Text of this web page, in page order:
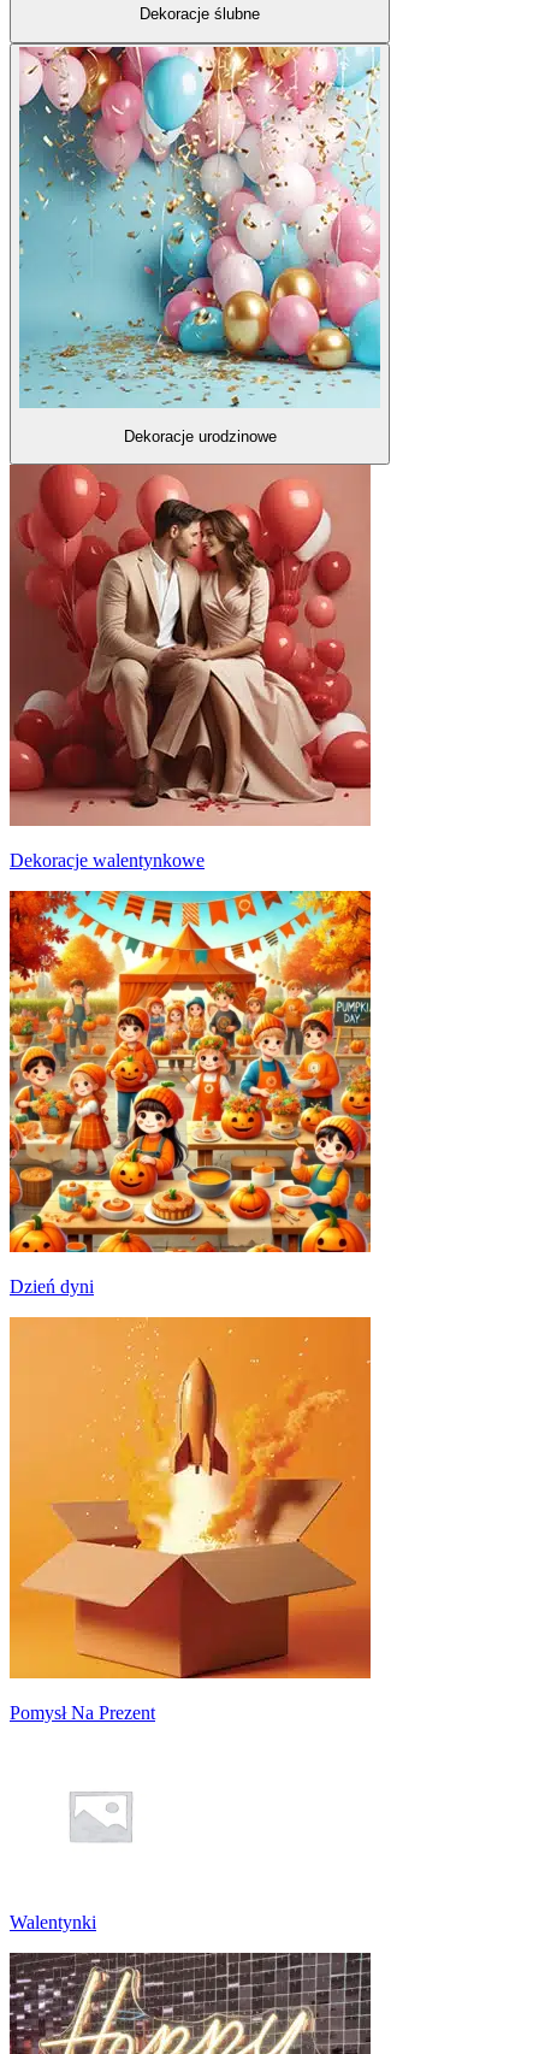
Dekoracje ślubne
Dekoracje urodzinowe
Dekoracje walentynkowe
Dzień dyni
Pomysł Na Prezent
Walentynki